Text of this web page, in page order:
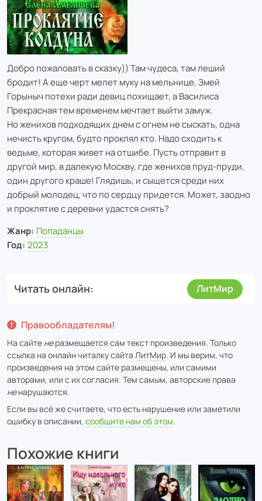
Добро пожаловать в сказку)) Там чудеса, там леший
бродит! А еще черт мелет муку на мельнице, Змей
Горыныч потехи ради девиц похищает, а Василиса
Прекрасная тем временем мечтает выйти замуж.
Но женихов подходящих днем с огнем не сыскать, одна
нечисть кругом, будто проклял кто. Надо сходить к
ведьме, которая живет на отшибе. Пусть отправит в
другой мир, в далекую Москву, где женихов пруд-пруди,
один другого краше! Глядишь, и сыщется среди них
добрый молодец, что по сердцу придется. Может, заодно
и проклятие с деревни удастся снять?
Жанр: Попаданцы
Год: 2023
Читать онлайн ЛитМир
Правообладателям!
На сайте неразмещается сам текст произведения. Только
ссылка на онлайн читалку сайта ЛитМир. И мы верим, что
произведения на этом сайте размещены, или самими
авторами, или с их согласия. Тем самым, авторские права
ненарушаются.
Если вы всё же считаете, что есть нарушение или заметили
ошибку в описании, сообщите нам об этом.
Похожие книги